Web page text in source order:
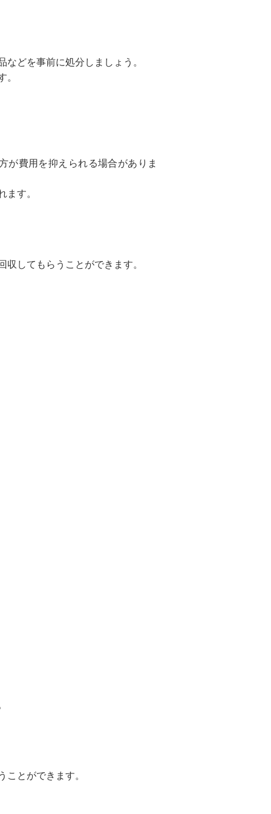
どを事前に処分しましょう。
が費用を抑えられる場合がありま
す。
してもらうことができます。
とができます。